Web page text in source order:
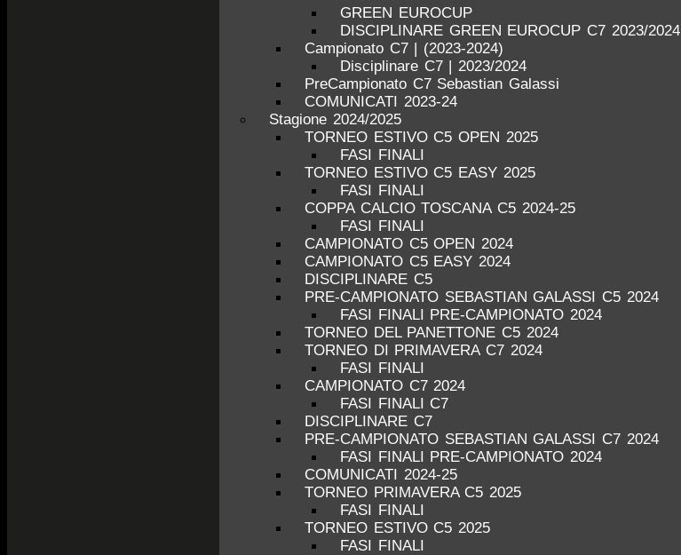
GREEN EUROCUP
DISCIPLINARE GREEN EUROCUP C7 2023/2024
Campionato C7 | (2023-2024)
Disciplinare C7 | 2023/2024
PreCampionato C7 Sebastian Galassi
COMUNICATI 2023-24
Stagione 2024/2025
TORNEO ESTIVO C5 OPEN 2025
FASI FINALI
TORNEO ESTIVO C5 EASY 2025
FASI FINALI
COPPA CALCIO TOSCANA C5 2024-25
FASI FINALI
CAMPIONATO C5 OPEN 2024
CAMPIONATO C5 EASY 2024
DISCIPLINARE C5
PRE-CAMPIONATO SEBASTIAN GALASSI C5 2024
FASI FINALI PRE-CAMPIONATO 2024
TORNEO DEL PANETTONE C5 2024
TORNEO DI PRIMAVERA C7 2024
FASI FINALI
CAMPIONATO C7 2024
FASI FINALI C7
DISCIPLINARE C7
PRE-CAMPIONATO SEBASTIAN GALASSI C7 2024
FASI FINALI PRE-CAMPIONATO 2024
COMUNICATI 2024-25
TORNEO PRIMAVERA C5 2025
FASI FINALI
TORNEO ESTIVO C5 2025
FASI FINALI